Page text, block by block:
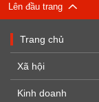
Lên đầu trang
Trang chủ
Xã hội
Kinh doanh